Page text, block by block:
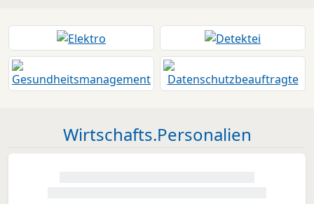
Wirtschafts.Personalien